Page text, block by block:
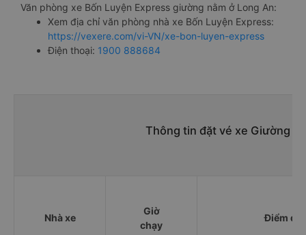
Văn phòng xe Bốn Luyện Express giường nằm ở Long An:
Xem địa chỉ văn phòng nhà xe Bốn Luyện Express:
https://vexere.com/vi-VN/xe-bon-luyen-express
Điện thoại: 1900 888684
Thông tin đặt vé xe Giường
Nhà xe
Giờ
chạy
Điểm đi